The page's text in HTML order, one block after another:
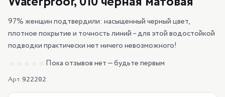
97% женщин подтвердили: насыщенный черный цвет,
плотное покрытие и точность линий – для этой водостойкой
подводки практически нет ничего невозможного!
Пока отзывов нет — будьте первым
Арт. 922202